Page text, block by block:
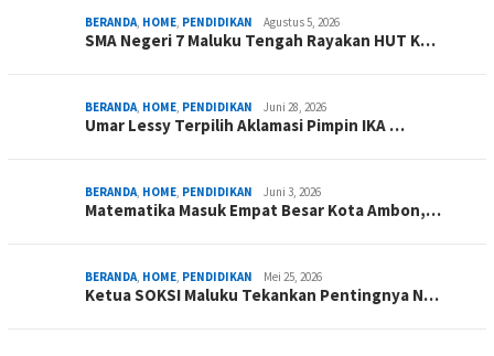
BERANDA, HOME, PENDIDIKAN Agustus 5, 2026
SMA Negeri 7 Maluku Tengah Rayakan HUT K…
BERANDA, HOME, PENDIDIKAN Juni 28, 2026
Umar Lessy Terpilih Aklamasi Pimpin IKA …
BERANDA, HOME, PENDIDIKAN Juni 3, 2026
Matematika Masuk Empat Besar Kota Ambon,…
BERANDA, HOME, PENDIDIKAN Mei 25, 2026
Ketua SOKSI Maluku Tekankan Pentingnya N…